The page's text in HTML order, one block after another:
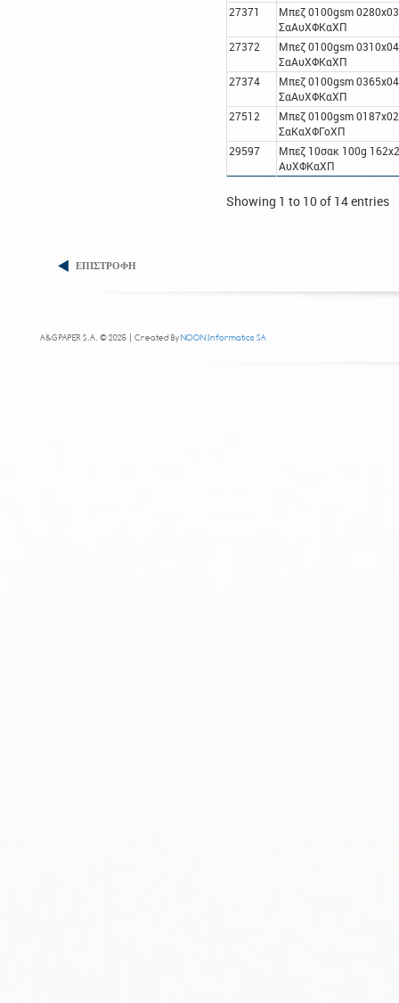
27371
Μπεζ 0100gsm
ΣαΑυΧΦΚαΧΠ
27372
Μπεζ 0100gsm
ΣαΑυΧΦΚαΧΠ
27374
Μπεζ 0100gsm
ΣαΑυΧΦΚαΧΠ
27512
Μπεζ 0100gsm
ΣαΚαΧΦΓοΧΠ
29597
Μπεζ 10σακ 100g
ΑυΧΦΚαΧΠ
Showing 1 to 10 of 14 entries
ΕΠΙΣΤΡΟΦΗ
A&G PAPER S.A. © 2025 | Created ByNOON Informatics SA